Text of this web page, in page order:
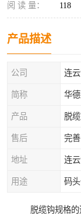
阅 读 量： 118
产品描述
公司 连
简称 华德
产品 脱
售后 完善
地址 连
用途 码
脱缆钩规格